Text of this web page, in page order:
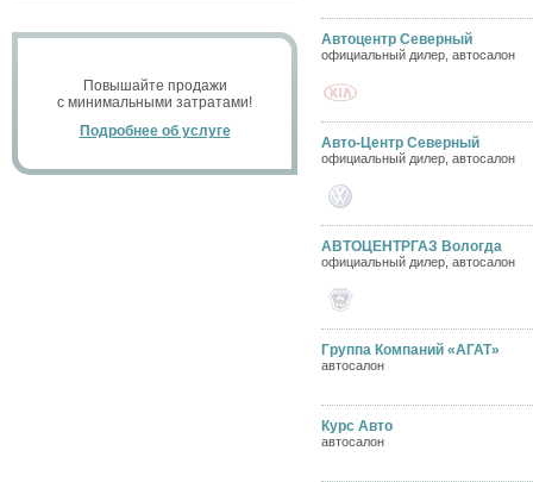
Повышайте продажи
с минимальными затратами!
Подробнее об услуге
Автоцентр Северный
официальный дилер, автосалон
Авто-Центр Северный
официальный дилер, автосалон
АВТОЦЕНТРГАЗ Вологда
официальный дилер, автосалон
Группа Компаний «АГАТ»
автосалон
Курс Авто
автосалон